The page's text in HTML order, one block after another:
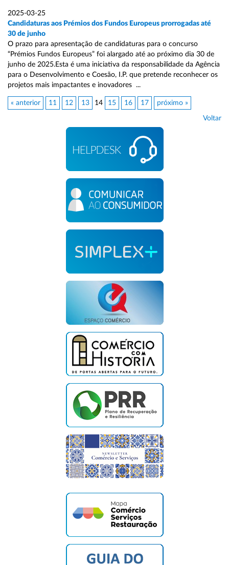
2025-03-25
Candidaturas aos Prémios dos Fundos Europeus prorrogadas até
30 de junho
O prazo para apresentação de candidaturas para o concurso
“Prémios Fundos Europeus” foi alargado até ao próximo dia 30 de
junho de 2025.Esta é uma iniciativa da responsabilidade da Agência
para o Desenvolvimento e Coesão, I.P. que pretende reconhecer os
projetos mais impactantes e inovadores ...
« anterior 11 12 13 14 15 16 17 próximo »
Voltar